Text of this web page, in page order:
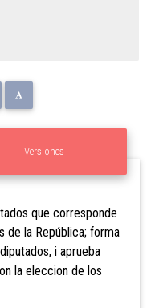
Versiones
que corresponde
de la República; forma
i aprueba
la eleccion de los